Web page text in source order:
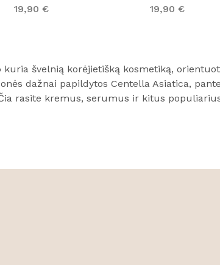
19,90 €
19,90 €
kuria švelnią korėjietišką kosmetiką,
dažnai papildytos Centella Asiatica,
rasite kremus, serumus ir kitus